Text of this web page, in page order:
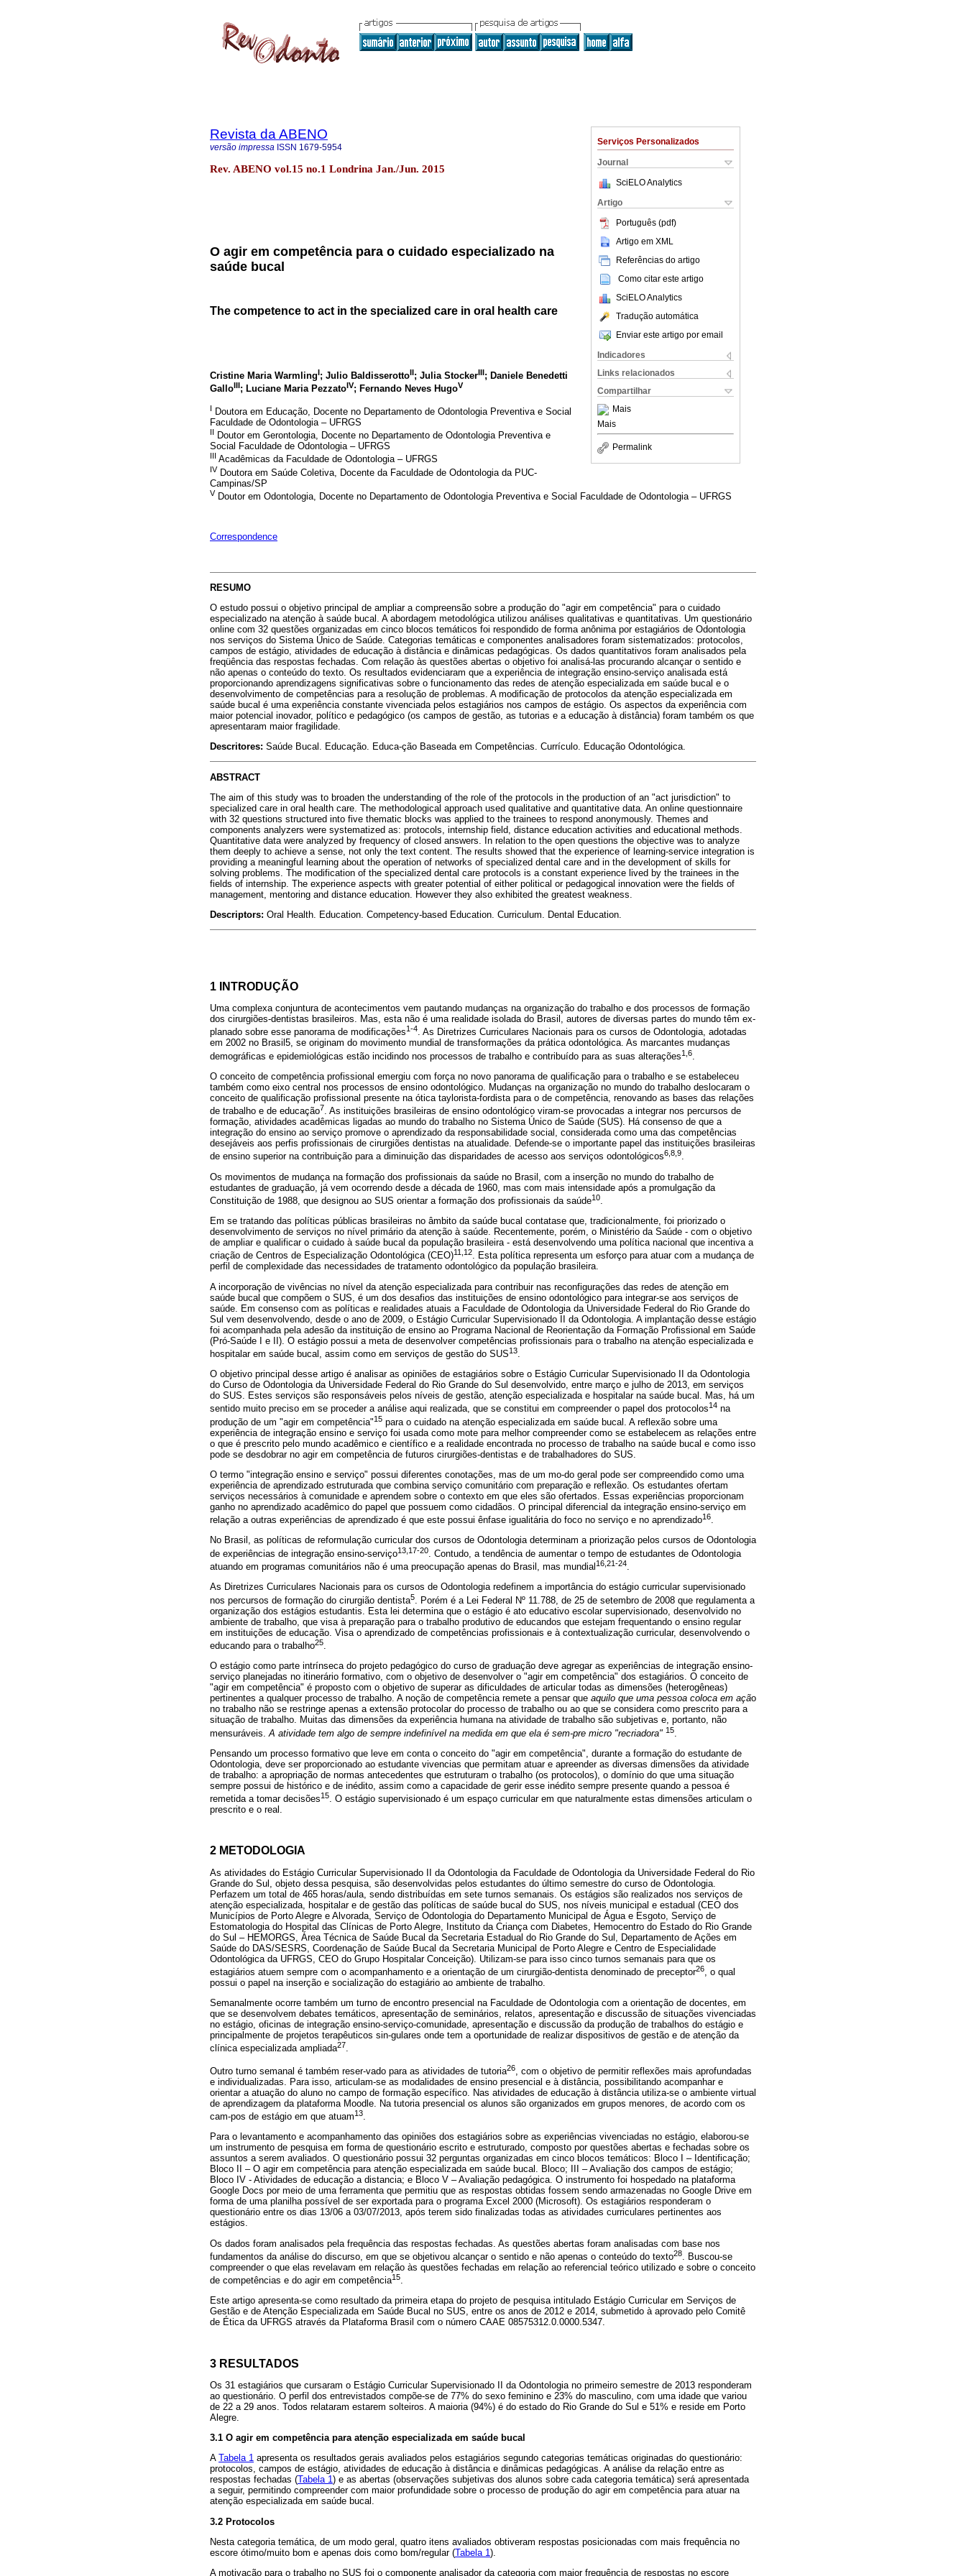
Serviços Personalizados
Journal
SciELO Analytics
Artigo
Português (pdf)
Artigo em XML
Referências do artigo
Como citar este artigo
SciELO Analytics
Tradução automática
Enviar este artigo por email
Indicadores
Links relacionados
Compartilhar
Mais
Mais
Permalink
Revista da ABENO
versão impressa ISSN 1679-5954
Rev. ABENO vol.15 no.1 Londrina Jan./Jun. 2015
O agir em competência para o cuidado especializado na
saúde bucal
The competence to act in the specialized care in oral health care
Cristine Maria WarmlingI; Julio BaldisserottoII; Julia StockerIII; Daniele Benedetti
GalloIII; Luciane Maria PezzatoIV; Fernando Neves HugoV
I Doutora em Educação, Docente no Departamento de Odontologia Preventiva e Social
Faculdade de Odontologia – UFRGS
II Doutor em Gerontologia, Docente no Departamento de Odontologia Preventiva e
Social Faculdade de Odontologia – UFRGS
III Acadêmicas da Faculdade de Odontologia – UFRGS
IV Doutora em Saúde Coletiva, Docente da Faculdade de Odontologia da PUC-
Campinas/SP
V Doutor em Odontologia, Docente no Departamento de Odontologia Preventiva e Social Faculdade de Odontologia – UFRGS
Correspondence
RESUMO
O estudo possui o objetivo principal de ampliar a compreensão sobre a produção do "agir em competência" para o cuidado
especializado na atenção à saúde bucal. A abordagem metodológica utilizou análises qualitativas e quantitativas. Um questionário
online com 32 questões organizadas em cinco blocos temáticos foi respondido de forma anônima por estagiários de Odontologia
nos serviços do Sistema Único de Saúde. Categorias temáticas e componentes analisadores foram sistematizados: protocolos,
campos de estágio, atividades de educação à distância e dinâmicas pedagógicas. Os dados quantitativos foram analisados pela
freqüência das respostas fechadas. Com relação às questões abertas o objetivo foi analisá-las procurando alcançar o sentido e
não apenas o conteúdo do texto. Os resultados evidenciaram que a experiência de integração ensino-serviço analisada está
proporcionando aprendizagens significativas sobre o funcionamento das redes de atenção especializada em saúde bucal e o
desenvolvimento de competências para a resolução de problemas. A modificação de protocolos da atenção especializada em
saúde bucal é uma experiência constante vivenciada pelos estagiários nos campos de estágio. Os aspectos da experiência com
maior potencial inovador, político e pedagógico (os campos de gestão, as tutorias e a educação à distância) foram também os que
apresentaram maior fragilidade.
Descritores: Saúde Bucal. Educação. Educa-ção Baseada em Competências. Currículo. Educação Odontológica.
ABSTRACT
The aim of this study was to broaden the understanding of the role of the protocols in the production of an "act jurisdiction" to
specialized care in oral health care. The methodological approach used qualitative and quantitative data. An online questionnaire
with 32 questions structured into five thematic blocks was applied to the trainees to respond anonymously. Themes and
components analyzers were systematized as: protocols, internship field, distance education activities and educational methods.
Quantitative data were analyzed by frequency of closed answers. In relation to the open questions the objective was to analyze
them deeply to achieve a sense, not only the text content. The results showed that the experience of learning-service integration is
providing a meaningful learning about the operation of networks of specialized dental care and in the development of skills for
solving problems. The modification of the specialized dental care protocols is a constant experience lived by the trainees in the
fields of internship. The experience aspects with greater potential of either political or pedagogical innovation were the fields of
management, mentoring and distance education. However they also exhibited the greatest weakness.
Descriptors: Oral Health. Education. Competency-based Education. Curriculum. Dental Education.
1 INTRODUÇÃO
Uma complexa conjuntura de acontecimentos vem pautando mudanças na organização do trabalho e dos processos de formação
dos cirurgiões-dentistas brasileiros. Mas, esta não é uma realidade isolada do Brasil, autores de diversas partes do mundo têm ex-
planado sobre esse panorama de modificações1-4. As Diretrizes Curriculares Nacionais para os cursos de Odontologia, adotadas
em 2002 no Brasil5, se originam do movimento mundial de transformações da prática odontológica. As marcantes mudanças
demográficas e epidemiológicas estão incidindo nos processos de trabalho e contribuído para as suas alterações1,6
O conceito de competência profissional emergiu com força no novo panorama de qualificação para o trabalho e se estabeleceu
também como eixo central nos processos de ensino odontológico. Mudanças na organização no mundo do trabalho deslocaram o
conceito de qualificação profissional presente na ótica taylorista-fordista para o de competência, renovando as bases das relações
de trabalho e de educação7. As instituições brasileiras de ensino odontológico viram-se provocadas a integrar nos percursos de
formação, atividades acadêmicas ligadas ao mundo do trabalho no Sistema Único de Saúde (SUS). Há consenso de que a
integração do ensino ao serviço promove o aprendizado da responsabilidade social, considerada como uma das competências
desejáveis aos perfis profissionais de cirurgiões dentistas na atualidade. Defende-se o importante papel das instituições brasileiras
de ensino superior na contribuição para a diminuição das disparidades de acesso aos serviços odontológicos6,8,9.
Os movimentos de mudança na formação dos profissionais da saúde no Brasil, com a inserção no mundo do trabalho de
estudantes de graduação, já vem ocorrendo desde a década de 1960, mas com mais intensidade após a promulgação da
Constituição de 1988, que designou ao SUS orientar a formação dos profissionais da saúde10
Em se tratando das políticas públicas brasileiras no âmbito da saúde bucal contatase que, tradicionalmente, foi priorizado o
desenvolvimento de serviços no nível primário da atenção à saúde. Recentemente, porém, o Ministério da Saúde - com o objetivo
de ampliar e qualificar o cuidado à saúde bucal da população brasileira - está desenvolvendo uma política nacional que incentiva a
criação de Centros de Especialização Odontológica (CEO)11,12. Esta política representa um esforço para atuar com a mudança de
perfil de complexidade das necessidades de tratamento odontológico da população brasileira.
A incorporação de vivências no nível da atenção especializada para contribuir nas reconfigurações das redes de atenção em
saúde bucal que compõem o SUS, é um dos desafios das instituições de ensino odontológico para integrar-se aos serviços de
saúde. Em consenso com as políticas e realidades atuais a Faculdade de Odontologia da Universidade Federal do Rio Grande do
Sul vem desenvolvendo, desde o ano de 2009, o Estágio Curricular Supervisionado II da Odontologia. A implantação desse estágio
foi acompanhada pela adesão da instituição de ensino ao Programa Nacional de Reorientação da Formação Profissional em Saúde
(Pró-Saúde I e II). O estágio possui a meta de desenvolver competências profissionais para o trabalho na atenção especializada e
hospitalar em saúde bucal, assim como em serviços de gestão do SUS13
O objetivo principal desse artigo é analisar as opiniões de estagiários sobre o Estágio Curricular Supervisionado II da Odontologia
do Curso de Odontologia da Universidade Federal do Rio Grande do Sul desenvolvido, entre março e julho de 2013, em serviços
do SUS. Estes serviços são responsáveis pelos níveis de gestão, atenção especializada e hospitalar na saúde bucal. Mas, há um
sentido muito preciso em se proceder a análise aqui realizada, que se constitui em compreender o papel dos protocolos14 na
produção de um "agir em competência"15 para o cuidado na atenção especializada em saúde bucal. A reflexão sobre uma
experiência de integração ensino e serviço foi usada como mote para melhor compreender como se estabelecem as relações entre
o que é prescrito pelo mundo acadêmico e científico e a realidade encontrada no processo de trabalho na saúde bucal e como isso
pode se desdobrar no agir em competência de futuros cirurgiões-dentistas e de trabalhadores do SUS.
O termo "integração ensino e serviço" possui diferentes conotações, mas de um mo-do geral pode ser compreendido como uma
experiência de aprendizado estruturada que combina serviço comunitário com preparação e reflexão. Os estudantes ofertam
serviços necessários à comunidade e aprendem sobre o contexto em que eles são ofertados. Essas experiências proporcionam
ganho no aprendizado acadêmico do papel que possuem como cidadãos. O principal diferencial da integração ensino-serviço em
relação a outras experiências de aprendizado é que este possui ênfase igualitária do foco no serviço e no aprendizado16.
No Brasil, as políticas de reformulação curricular dos cursos de Odontologia determinam a priorização pelos cursos de Odontologia
de experiências de integração ensino-serviço13,17-20
. Contudo, a tendência de aumentar o tempo de estudantes de Odontologia
atuando em programas comunitários não é uma preocupação apenas do Brasil, mas mundial 16,21-24.
As Diretrizes Curriculares Nacionais para os cursos de Odontologia redefinem a importância do estágio curricular supervisionado
nos percursos de formação do cirurgião dentista5
. Porém é a Lei Federal Nº 11.788, de 25 de setembro de 2008 que regulamenta a
organização dos estágios estudantis. Esta lei determina que o estágio é ato educativo escolar supervisionado, desenvolvido no
ambiente de trabalho, que visa à preparação para o trabalho produtivo de educandos que estejam frequentando o ensino regular
em instituições de educação. Visa o aprendizado de competências profissionais e à contextualização curricular, desenvolvendo o
educando para o trabalho25
O estágio como parte intrínseca do projeto pedagógico do curso de graduação deve agregar as experiências de integração ensino-
serviço planejadas no itinerário formativo, com o objetivo de desenvolver o "agir em competência" dos estagiários. O conceito de
"agir em competência" é proposto com o objetivo de superar as dificuldades de articular todas as dimensões (heterogêneas)
pertinentes a qualquer processo de trabalho. A noção de competência remete a pensar que aquilo que uma pessoa coloca em ação
no trabalho não se restringe apenas a extensão protocolar do processo de trabalho ou ao que se considera como prescrito para a
situação de trabalho. Muitas das dimensões da experiência humana na atividade de trabalho são subjetivas e, portanto, não
mensuráveis. A atividade tem algo de sempre indefinível na medida em que ela é sem-pre micro "recriadora" 15
Pensando um processo formativo que leve em conta o conceito do "agir em competência", durante a formação do estudante de
Odontologia, deve ser proporcionado ao estudante vivencias que permitam atuar e apreender as diversas dimensões da atividade
de trabalho: a apropriação de normas antecedentes que estruturam o trabalho (os protocolos), o domínio do que uma situação
sempre possui de histórico e de inédito, assim como a capacidade de gerir esse inédito sempre presente quando a pessoa é
remetida a tomar decisões15. O estágio supervisionado é um espaço curricular em que naturalmente estas dimensões articulam o
prescrito e o real.
2 METODOLOGIA
As atividades do Estágio Curricular Supervisionado II da Odontologia da Faculdade de Odontologia da Universidade Federal do Rio
Grande do Sul, objeto dessa pesquisa, são desenvolvidas pelos estudantes do último semestre do curso de Odontologia.
Perfazem um total de 465 horas/aula, sendo distribuídas em sete turnos semanais. Os estágios são realizados nos serviços de
atenção especializada, hospitalar e de gestão das políticas de saúde bucal do SUS, nos níveis municipal e estadual (CEO dos
Municípios de Porto Alegre e Alvorada, Serviço de Odontologia do Departamento Municipal de Água e Esgoto, Serviço de
Estomatologia do Hospital das Clínicas de Porto Alegre, Instituto da Criança com Diabetes, Hemocentro do Estado do Rio Grande
do Sul – HEMORGS, Área Técnica de Saúde Bucal da Secretaria Estadual do Rio Grande do Sul, Departamento de Ações em
Saúde do DAS/SESRS, Coordenação de Saúde Bucal da Secretaria Municipal de Porto Alegre e Centro de Especialidade
Odontológica da UFRGS, CEO do Grupo Hospitalar Conceição). Utilizam-se para isso cinco turnos semanais para que os
estagiários atuem sempre com o acompanhamento e a orientação de um cirurgião-dentista denominado de preceptor26
, o qual
possui o papel na inserção e socialização do estagiário ao ambiente de trabalho.
Semanalmente ocorre também um turno de encontro presencial na Faculdade de Odontologia com a orientação de docentes, em
que se desenvolvem debates temáticos, apresentação de seminários, relatos, apresentação e discussão de situações vivenciadas
no estágio, oficinas de integração ensino-serviço-comunidade, apresentação e discussão da produção de trabalhos do estágio e
principalmente de projetos terapêuticos sin-gulares onde tem a oportunidade de realizar dispositivos de gestão e de atenção da
clínica especializada ampliada27.
Outro turno semanal é também reser-vado para as atividades de tutoria26
, com o objetivo de permitir reflexões mais aprofundadas
e individualizadas. Para isso, articulam-se as modalidades de ensino presencial e à distância, possibilitando acompanhar e
orientar a atuação do aluno no campo de formação específico. Nas atividades de educação à distância utiliza-se o ambiente virtual
de aprendizagem da plataforma Moodle. Na tutoria presencial os alunos são organizados em grupos menores, de acordo com os
cam-pos de estágio em que atuam13.
Para o levantamento e acompanhamento das opiniões dos estagiários sobre as experiências vivenciadas no estágio, elaborou-se
um instrumento de pesquisa em forma de questionário escrito e estruturado, composto por questões abertas e fechadas sobre os
assuntos a serem avaliados. O questionário possui 32 perguntas organizadas em cinco blocos temáticos: Bloco I – Identificação;
Bloco II – O agir em competência para atenção especializada em saúde bucal. Bloco; III – Avaliação dos campos de estágio;
Bloco IV - Atividades de educação a distancia; e Bloco V – Avaliação pedagógica. O instrumento foi hospedado na plataforma
Google Docs por meio de uma ferramenta que permitiu que as respostas obtidas fossem sendo armazenadas no Google Drive em
forma de uma planilha possível de ser exportada para o programa Excel 2000 (Microsoft). Os estagiários responderam o
questionário entre os dias 13/06 a 03/07/2013, após terem sido finalizadas todas as atividades curriculares pertinentes aos
estágios.
Os dados foram analisados pela frequência das respostas fechadas. As questões abertas foram analisadas com base nos
fundamentos da análise do discurso, em que se objetivou alcançar o sentido e não apenas o conteúdo do texto28
. Buscou-se
compreender o que elas revelavam em relação às questões fechadas em relação ao referencial teórico utilizado e sobre o conceito
de competências e do agir em competência15.
Este artigo apresenta-se como resultado da primeira etapa do projeto de pesquisa intitulado Estágio Curricular em Serviços de
Gestão e de Atenção Especializada em Saúde Bucal no SUS, entre os anos de 2012 e 2014, submetido à aprovado pelo Comitê
de Ética da UFRGS através da Plataforma Brasil com o número CAAE 08575312.0.0000.5347.
3 RESULTADOS
Os 31 estagiários que cursaram o Estágio Curricular Supervisionado II da Odontologia no primeiro semestre de 2013 responderam
ao questionário. O perfil dos entrevistados compõe-se de 77% do sexo feminino e 23% do masculino, com uma idade que variou
de 22 a 29 anos. Todos relataram estarem solteiros. A maioria (94%) é do estado do Rio Grande do Sul e 51% e reside em Porto
Alegre.
3.1 O agir em competência para atenção especializada em saúde bucal
A Tabela 1 apresenta os resultados gerais avaliados pelos estagiários segundo categorias temáticas originadas do questionário:
protocolos, campos de estágio, atividades de educação à distância e dinâmicas pedagógicas. A análise da relação entre as
respostas fechadas (Tabela 1) e as abertas (observações subjetivas dos alunos sobre cada categoria temática) será apresentada
a seguir, permitindo compreender com maior profundidade sobre o processo de produção do agir em competência para atuar na
atenção especializada em saúde bucal.
3.2 Protocolos
Nesta categoria temática, de um modo geral, quatro itens avaliados obtiveram respostas posicionadas com mais frequência no
escore ótimo/muito bom e apenas dois como bom/regular (Tabela 1 ).
A motivação para o trabalho no SUS foi o componente analisador da categoria com maior frequência de respostas no escore